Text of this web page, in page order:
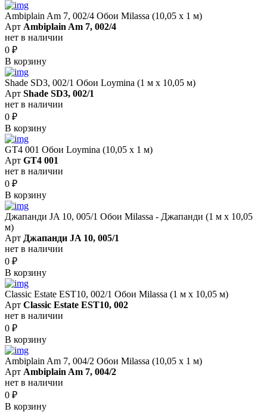
Ambiplain Am 7, 002/4 Обои Milassa (10,05 х 1 м)
Арт Ambiplain Am 7, 002/4
нет в наличии
0 ₽
В корзину
Shade SD3, 002/1 Обои Loymina (1 м х 10,05 м)
Арт Shade SD3, 002/1
нет в наличии
0 ₽
В корзину
GT4 001 Обои Loymina (10,05 х 1 м)
Арт GT4 001
нет в наличии
0 ₽
В корзину
Джапанди JA 10, 005/1 Обои Milassa - Джапанди (1 м х 10,05
м)
Арт Джапанди JA 10, 005/1
нет в наличии
0 ₽
В корзину
Classic Estate EST10, 002/1 Обои Milassa (1 м х 10,05 м)
Арт Classic Estate EST10, 002
нет в наличии
0 ₽
В корзину
Ambiplain Am 7, 004/2 Обои Milassa (10,05 х 1 м)
Арт Ambiplain Am 7, 004/2
нет в наличии
0 ₽
В корзину